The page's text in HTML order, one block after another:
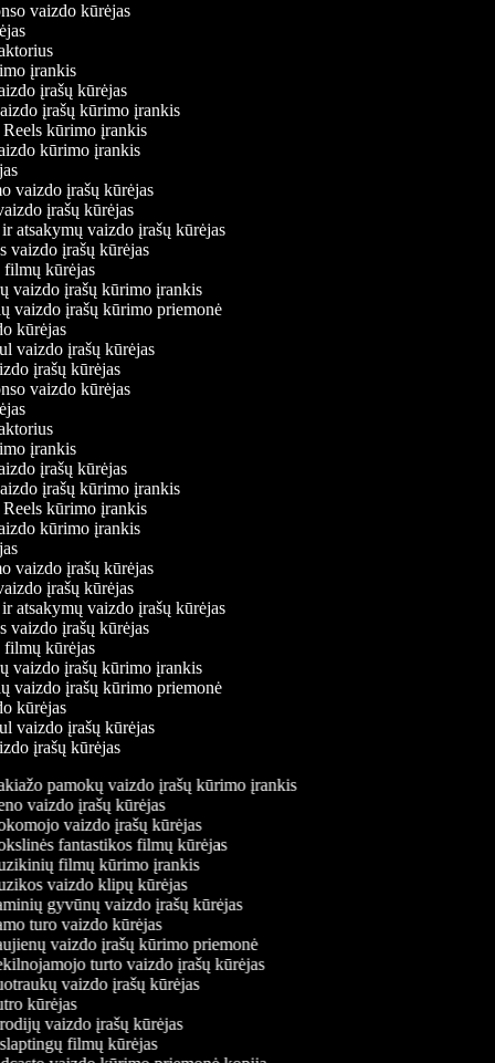
vaizdo kūrėjas
įrankis
įrašų kūrėjas
įrašų kūrimo įrankis
Reels kūrimo įrankis
kūrimo įrankis
vaizdo įrašų kūrėjas
įrašų kūrėjas
ir atsakymų vaizdo įrašų kūrėjas
vaizdo įrašų kūrėjas
filmų kūrėjas
vaizdo įrašų kūrimo įrankis
vaizdo įrašų kūrimo priemonė
kūrėjas
vaizdo įrašų kūrėjas
įrašų kūrėjas
vaizdo kūrėjas
įrankis
įrašų kūrėjas
įrašų kūrimo įrankis
Reels kūrimo įrankis
kūrimo įrankis
vaizdo įrašų kūrėjas
įrašų kūrėjas
ir atsakymų vaizdo įrašų kūrėjas
vaizdo įrašų kūrėjas
filmų kūrėjas
vaizdo įrašų kūrimo įrankis
vaizdo įrašų kūrimo priemonė
kūrėjas
vaizdo įrašų kūrėjas
įrašų kūrėjas
pamokų vaizdo įrašų kūrimo įrankis
vaizdo įrašų kūrėjas
vaizdo įrašų kūrėjas
fantastikos filmų kūrėjas
filmų kūrimo įrankis
vaizdo klipų kūrėjas
gyvūnų vaizdo įrašų kūrėjas
turo vaizdo kūrėjas
vaizdo įrašų kūrimo priemonė
turto vaizdo įrašų kūrėjas
vaizdo įrašų kūrėjas
kūrėjas
vaizdo įrašų kūrėjas
filmų kūrėjas